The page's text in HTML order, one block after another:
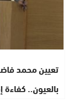
تعيين محمد
بالعيون.. كفاءة